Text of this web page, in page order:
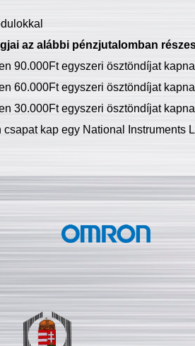
az alábbi pénzjutalomban
90.000Ft egyszeri ösztöndíjat
60.000Ft egyszeri ösztöndíjat
30.000Ft egyszeri ösztöndíjat
kap egy National Instruments